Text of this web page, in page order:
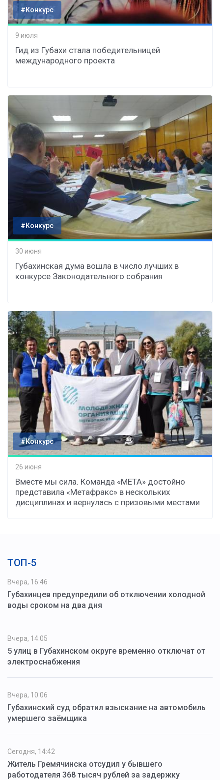
#Конкурс
9 июля
Гид из Губахи стала победительницей
международного проекта
#Конкурс
30 июня
Губахинская дума вошла в число лучших в
конкурсе Законодательного собрания
#Конкурс
26 июня
Вместе мы сила. Команда «МЕТА» достойно
представила «Метафракс» в нескольких
дисциплинах и вернулась с призовыми местами
ТОП-5
Вчера, 16:46
Губахинцев предупредили об отключении холодной
воды сроком на два дня
Вчера, 14:05
5 улиц в Губахинском округе временно отключат от
электроснабжения
Вчера, 10:06
Губахинский суд обратил взыскание на автомобиль
умершего заёмщика
Сегодня, 14:42
Житель Гремячинска отсудил у бывшего
работодателя 368 тысяч рублей за задержку